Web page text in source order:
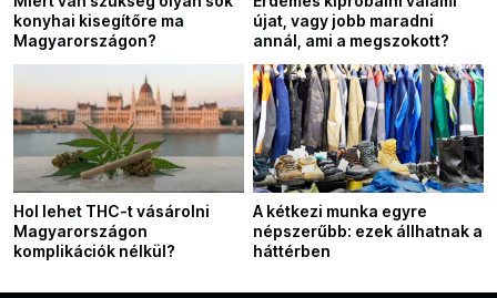
konyhai kisegítőre ma
Magyarországon?
újat, vagy jobb maradni
annál, ami a megszokott?
Hol lehet THC-t vásárolni
Magyarországon
komplikációk nélkül?
A kétkezi munka egyre
népszerűbb: ezek állhatnak a
háttérben